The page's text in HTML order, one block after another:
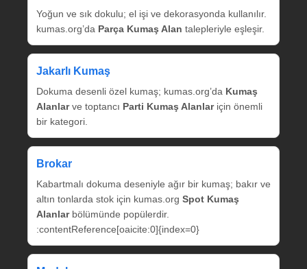
Yoğun ve sık dokulu; el işi ve dekorasyonda kullanılır.
kumas.org’da Parça Kumaş Alan talepleriyle eşleşir.
Jakarlı Kumaş
Dokuma desenli özel kumaş; kumas.org’da Kumaş
Alanlarve toptancı Parti Kumaş Alanlariçin önemli
bir kategori.
Brokar
Kabartmalı dokuma deseniyle ağır bir kumaş; bakır ve
altın tonlarda stok için kumas.org Spot Kumaş
Alanlarbölümünde popülerdir.
:contentReference[oaicite:0]{index=0}